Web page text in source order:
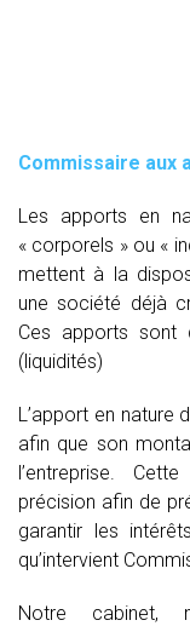
Commissaire aux
Les apports en
« corporels » ou «
mettent à la
une société déjà
Ces apports sont
(liquidités)
L’apport en nature
afin que son
l’entreprise.
précision afin de
garantir les
qu’intervient
Notre cabinet,